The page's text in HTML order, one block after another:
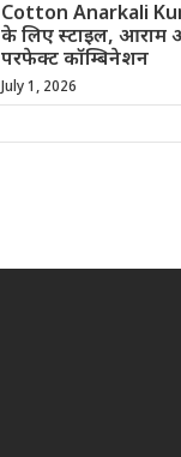
Cotton Anarkali
के लिए स्टाइल, आराम
परफेक्ट कॉम्बिनेशन
July 1, 2026